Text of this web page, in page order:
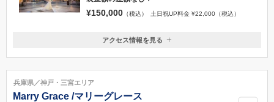
¥150,000 （税込） 土日祝UP料金 ¥22,000（税込）
兵庫県神戸市中央区元町通1－8－４
078-977-8180
アクセス情報を見る
兵庫県／神戸・三宮エリア
Marry Grace /マリーグレース